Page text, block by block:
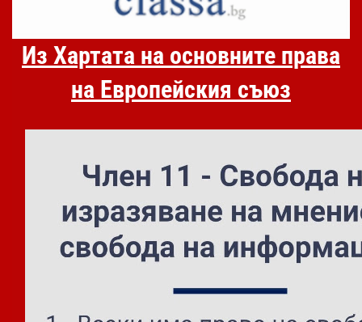
Из Хартата на основните права
на Европейския съюз